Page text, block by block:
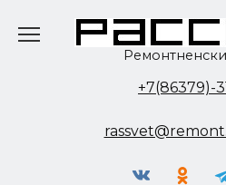
+7(86379)-